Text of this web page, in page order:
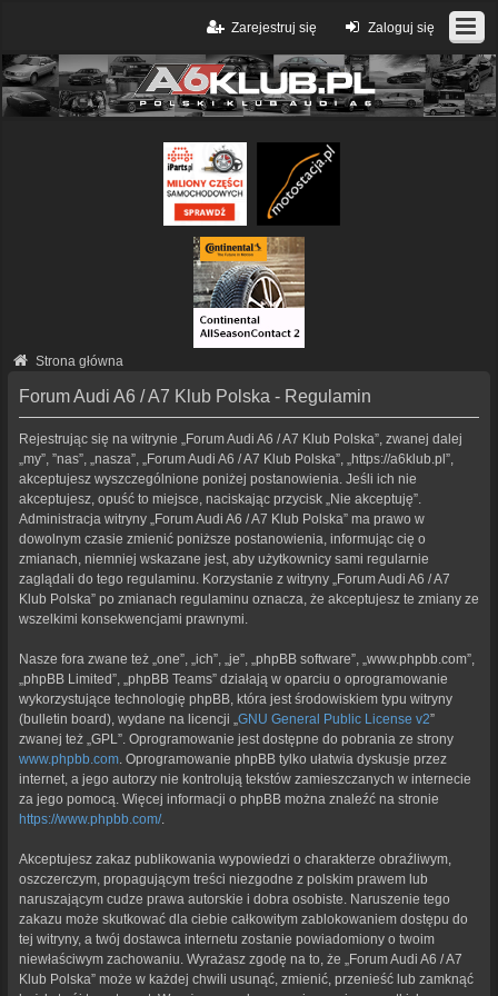
Zaloguj się
Zarejestruj się
Strona główna
Forum Audi A6 / A7 Klub Polska - Regulamin
Rejestrując się na witrynie „Forum Audi A6 / A7 Klub Polska”, zwanej dalej
„my”, ”nas”, „nasza”, „Forum Audi A6 / A7 Klub Polska”, „https://a6klub.pl”,
akceptujesz wyszczególnione poniżej postanowienia. Jeśli ich nie
akceptujesz, opuść to miejsce, naciskając przycisk „Nie akceptuję”.
Administracja witryny „Forum Audi A6 / A7 Klub Polska” ma prawo w
dowolnym czasie zmienić poniższe postanowienia, informując cię o
zmianach, niemniej wskazane jest, aby użytkownicy sami regularnie
zaglądali do tego regulaminu. Korzystanie z witryny „Forum Audi A6 / A7
Klub Polska” po zmianach regulaminu oznacza, że akceptujesz te zmiany ze
wszelkimi konsekwencjami prawnymi.
Nasze fora zwane też „one”, „ich”, „je”, „phpBB software”, „www.phpbb.com”,
„phpBB Limited”, „phpBB Teams” działają w oparciu o oprogramowanie
wykorzystujące technologię phpBB, która jest środowiskiem typu witryny
(bulletin board), wydane na licencji „GNU General Public License v2”
zwanej też „GPL”. Oprogramowanie jest dostępne do pobrania ze strony
www.phpbb.com. Oprogramowanie phpBB tylko ułatwia dyskusje przez
internet, a jego autorzy nie kontrolują tekstów zamieszczanych w internecie
za jego pomocą. Więcej informacji o phpBB można znaleźć na stronie
https://www.phpbb.com/.
Akceptujesz zakaz publikowania wypowiedzi o charakterze obraźliwym,
oszczerczym, propagującym treści niezgodne z polskim prawem lub
naruszającym cudze prawa autorskie i dobra osobiste. Naruszenie tego
zakazu może skutkować dla ciebie całkowitym zablokowaniem dostępu do
tej witryny, a twój dostawca internetu zostanie powiadomiony o twoim
niewłaściwym zachowaniu. Wyrażasz zgodę na to, że „Forum Audi A6 / A7
Klub Polska” może w każdej chwili usunąć, zmienić, przenieść lub zamknąć